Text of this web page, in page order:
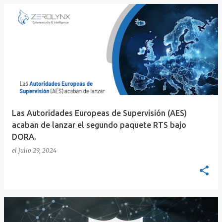
Las Autoridades Europeas de Supervisión (AES)
acaban de lanzar el segundo paquete RTS bajo
DORA.
el julio 29, 2024